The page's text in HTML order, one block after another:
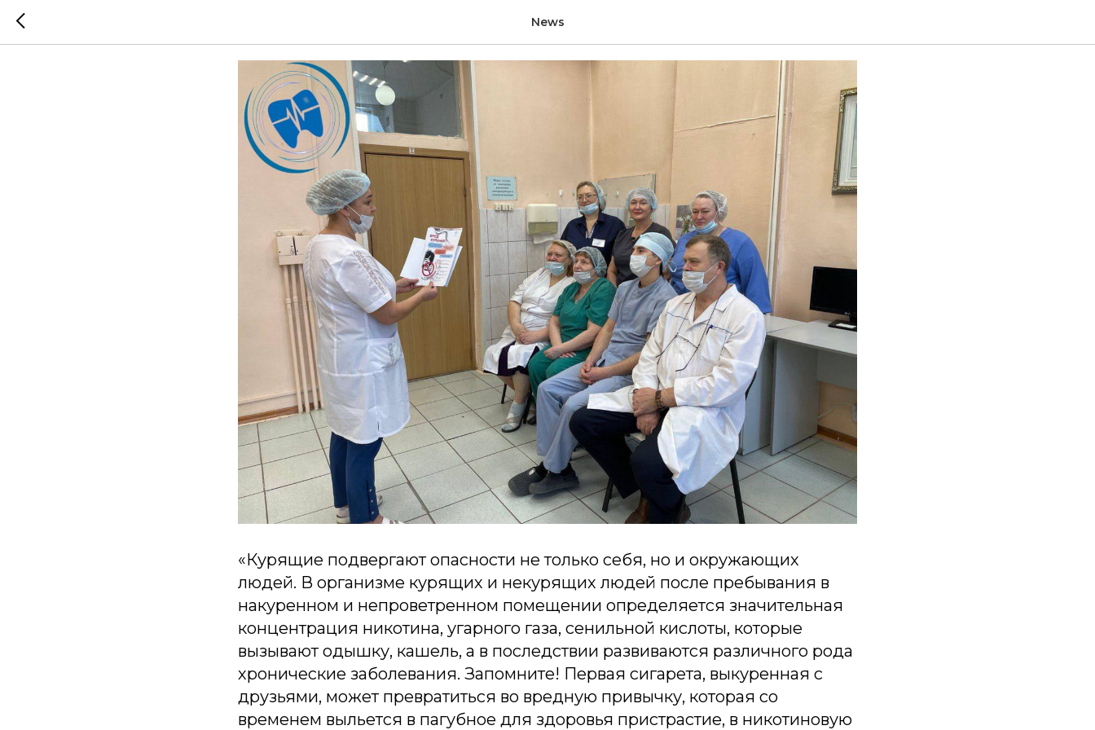
News
Разговор о важном
«Курящие подвергают опасности не только себя, но и окружающих
людей. В организме курящих и некурящих людей после пребывания в
накуренном и непроветренном помещении определяется значительная
концентрация никотина, угарного газа, сенильной кислоты, которые
вызывают одышку, кашель, а в последствии развиваются различного рода
хронические заболевания. Запомните! Первая сигарета, выкуренная с
друзьями, может превратиться во вредную привычку, которая со
временем выльется в пагубное для здоровья пристрастие, в никотиновую